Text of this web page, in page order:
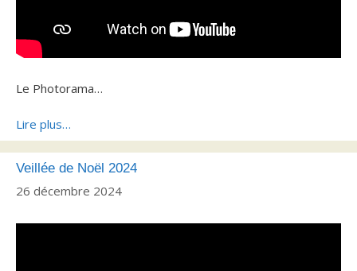
Le Photorama…
Lire plus…
Veillée de Noël 2024
26 décembre 2024